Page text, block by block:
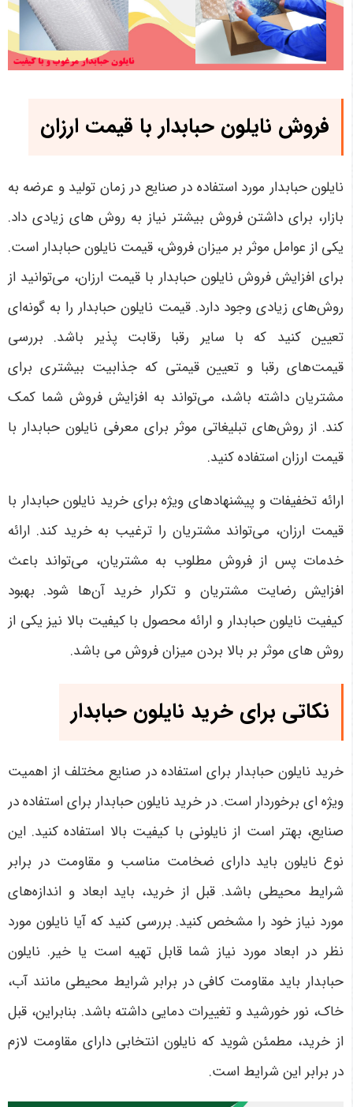
فروش نایلون حبابدار با قیمت ارزان
نایلون حبابدار مورد استفاده در صنایع در زمان تولید و عرضه به
بازار، برای داشتن فروش بیشتر نیاز به روش های زیادی داد.
یکی از عوامل موثر بر میزان فروش، قیمت نایلون حبابدار است.
برای افزایش فروش نایلون حبابدار با قیمت ارزان، می‌توانید از
روش‌های زیادی وجود دارد. قیمت نایلون حبابدار را به گونه‌ای
تعیین کنید که با سایر رقبا رقابت پذیر باشد. بررسی
قیمت‌های رقبا و تعیین قیمتی که جذابیت بیشتری برای
مشتریان داشته باشد، می‌تواند به افزایش فروش شما کمک
کند. از روش‌های تبلیغاتی موثر برای معرفی نایلون حبابدار با
قیمت ارزان استفاده کنید.
ارائه تخفیفات و پیشنهادهای ویژه برای خرید نایلون حبابدار با
قیمت ارزان، می‌تواند مشتریان را ترغیب به خرید کند. ارائه
خدمات پس از فروش مطلوب به مشتریان، می‌تواند باعث
افزایش رضایت مشتریان و تکرار خرید آن‌ها شود. بهبود
کیفیت نایلون حبابدار و ارائه محصول با کیفیت بالا نیز یکی از
روش های موثر بر بالا بردن میزان فروش می باشد.
نکاتی برای خرید نایلون حبابدار
خرید نایلون حبابدار برای استفاده در صنایع مختلف از اهمیت
ویژه ای برخوردار است. در خرید نایلون حبابدار برای استفاده در
صنایع، بهتر است از نایلونی با کیفیت بالا استفاده کنید. این
نوع نایلون باید دارای ضخامت مناسب و مقاومت در برابر
شرایط محیطی باشد. قبل از خرید، باید ابعاد و اندازه‌های
مورد نیاز خود را مشخص کنید. بررسی کنید که آیا نایلون مورد
نظر در ابعاد مورد نیاز شما قابل تهیه است یا خیر. نایلون
حبابدار باید مقاومت کافی در برابر شرایط محیطی مانند آب،
خاک، نور خورشید و تغییرات دمایی داشته باشد. بنابراین، قبل
از خرید، مطمئن شوید که نایلون انتخابی دارای مقاومت لازم
در برابر این شرایط است.